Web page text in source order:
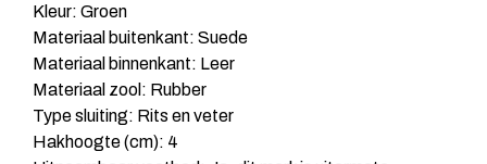
Kleur: Groen
Materiaal buitenkant: Suede
Materiaal binnenkant: Leer
Materiaal zool: Rubber
Type sluiting: Rits en veter
Hakhoogte (cm): 4